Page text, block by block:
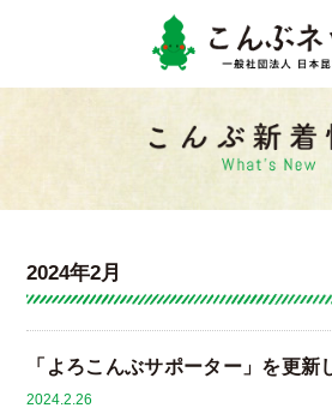
2024年2月
「よろこんぶサポーター」を更新
2024.2.26